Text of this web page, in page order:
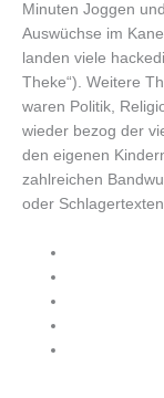
Minuten Joggen
Auswüchse im
landen viele
Theke“). Weitere
waren Politik,
wieder bezog der
den eigenen
zahlreichen
oder